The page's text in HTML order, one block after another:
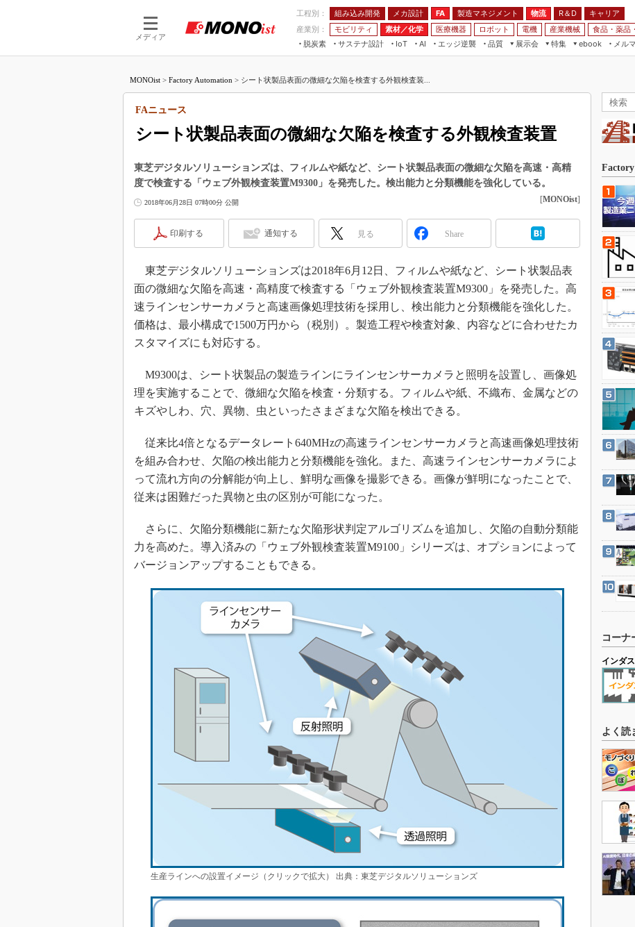
メディア
工程別： 組み込み開発 メカ設計 FA 製造マネジメント 物流 R＆D
キャリア
産業別：
モビリティ 素材／化学 医療機器 ロボット 電機 産業機械 食品・薬品
脱炭素
サステナ設計
IoT
つながる工場
AI
AI×設備保全
エッジ逆襲 品質
展示会
JIMTOF
IIFES
ジャパンモビリティショー
人テク展
スマート工場EXPO
日本ものづくりワールド
AUTOMOTIVE WORLD
産業オープンネット展
特集
つながるクルマ
VR／AR
フィールドサービス
FPGA
組み込み画像技術
Windows Embedded
ISO26262
無償設計ツール
インダストリー4.0
メイドインジャパン
植物工場
知財マネジメント
グローバル設計・開発
制御セキュリティ
ebook
素材／化学
メル
MONOist > Factory Automation > シート状製品表面の微細な欠陥を検査する外観検査装...
シート状製品表面の微細な欠陥を検査する外観検査装置
FAニュース
東芝デジタルソリューションズは、フィルムや紙など、シート状製品表面の微細な欠陥を高速・高精
度で検査する「ウェブ外観検査装置M9300」を発売した。検出能力と分類機能を強化している。
2018年06月28日 07時00分 公開 [MONOist]
印刷する 通知する 見る Share
東芝デジタルソリューションズは2018年6月12日、フィルムや紙など、シート状製品表
面の微細な欠陥を高速・高精度で検査する「ウェブ外観検査装置M9300」を発売した。高
速ラインセンサーカメラと高速画像処理技術を採用し、検出能力と分類機能を強化した。
価格は、最小構成で1500万円から（税別）。製造工程や検査対象、内容などに合わせたカ
スタマイズにも対応する。
M9300は、シート状製品の製造ラインにラインセンサーカメラと照明を設置し、画像処
理を実施することで、微細な欠陥を検査・分類する。フィルムや紙、不織布、金属などの
キズやしわ、穴、異物、虫といったさまざまな欠陥を検出できる。
従来比4倍となるデータレート640MHzの高速ラインセンサーカメラと高速画像処理技術
を組み合わせ、欠陥の検出能力と分類機能を強化。また、高速ラインセンサーカメラによ
って流れ方向の分解能が向上し、鮮明な画像を撮影できる。画像が鮮明になったことで、
従来は困難だった異物と虫の区別が可能になった。
さらに、欠陥分類機能に新たな欠陥形状判定アルゴリズムを追加し、欠陥の自動分類能
力を高めた。導入済みの「ウェブ外観検査装置M9100」シリーズは、オプションによって
バージョンアップすることもできる。
生産ラインへの設置イメージ（クリックで拡大） 出典：東芝デジタルソリューションズ
コーナ
インダ
よく読